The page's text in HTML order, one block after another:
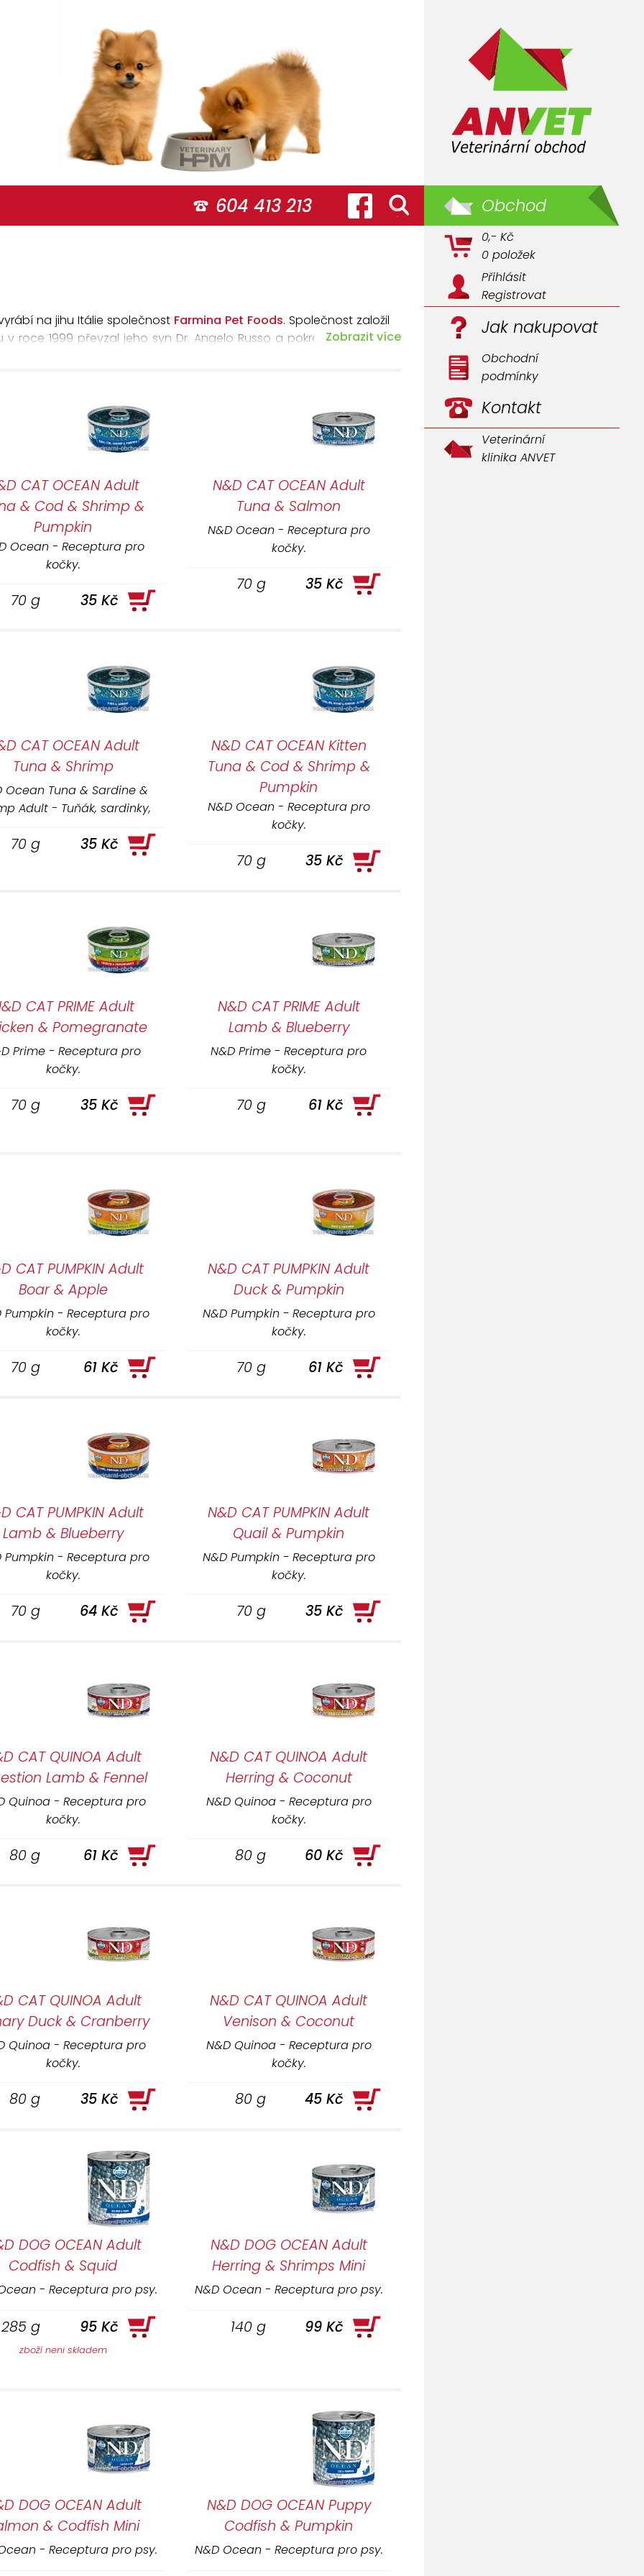
604 413 213 Obchod
0,- Kč
0 položek
Přihlásit
Registrovat
Jak nakupovat
Obchodní
podmínky
Kontakt
Veterinární
klinika ANVET
na jihu Itálie společnost Farmina Pet Foods. Společnost založil
v roce 1999 převzal jeho syn Dr. Angelo Russo a pokračoval ve vizi
využívá kuřecí maso, jehněčí maso, maso z divokých prasat, ryby
živočišného původu, 30% ovoce a zelenina, 0% obilovin)
živočišného původu, 20% ovoce a zelenina, 20% obiloviny bez
dodržení zásad:
zdrojů masa
z kvalitního ovoce a zeleniny
pro cílený efekt
obiloviny v některých recepturách mají nižší glykemický
Vám profesionální konzultaci kontatkovat
Zobrazit více
CAT OCEAN Adult
& Cod & Shrimp &
Pumpkin
Ocean - Receptura pro
kočky.
70 g 35 Kč
N&D CAT OCEAN Adult
Tuna & Salmon
N&D Ocean - Receptura pro
kočky.
70 g 35 Kč
CAT OCEAN Adult
Tuna & Shrimp
Ocean Tuna & Sardine &
Adult - Tuňák, sardinky,
70 g 35 Kč
N&D CAT OCEAN Kitten
Tuna & Cod & Shrimp &
Pumpkin
N&D Ocean - Receptura pro
kočky.
70 g 35 Kč
CAT PRIME Adult
& Pomegranate
Prime - Receptura pro
kočky.
70 g 35 Kč
N&D CAT PRIME Adult
Lamb & Blueberry
N&D Prime - Receptura pro
kočky.
70 g 61 Kč
CAT PUMPKIN Adult
Boar & Apple
Pumpkin - Receptura pro
kočky.
70 g 61 Kč
N&D CAT PUMPKIN Adult
Duck & Pumpkin
N&D Pumpkin - Receptura pro
kočky.
70 g 61 Kč
CAT PUMPKIN Adult
Lamb & Blueberry
Pumpkin - Receptura pro
kočky.
70 g 64 Kč
N&D CAT PUMPKIN Adult
Quail & Pumpkin
N&D Pumpkin - Receptura pro
kočky.
70 g 35 Kč
CAT QUINOA Adult
Lamb & Fennel
Quinoa - Receptura pro
kočky.
80 g 61 Kč
N&D CAT QUINOA Adult
Herring & Coconut
N&D Quinoa - Receptura pro
kočky.
80 g 60 Kč
CAT QUINOA Adult
Duck & Cranberry
Quinoa - Receptura pro
kočky.
80 g 35 Kč
N&D CAT QUINOA Adult
Venison & Coconut
N&D Quinoa - Receptura pro
kočky.
80 g 45 Kč
DOG OCEAN Adult
Codfish & Squid
- Receptura pro psy.
285 g 95 Kč
zboží neni skladem
N&D DOG OCEAN Adult
Herring & Shrimps Mini
N&D Ocean - Receptura pro psy.
140 g 99 Kč
DOG OCEAN Adult
& Codfish Mini
- Receptura pro psy.
N&D DOG OCEAN Puppy
Codfish & Pumpkin
N&D Ocean - Receptura pro psy.